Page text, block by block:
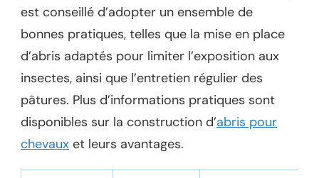
est conseillé d’adopter un ensemble de
bonnes pratiques, telles que la mise en place
d’abris adaptés pour limiter l’exposition aux
insectes, ainsi que l’entretien régulier des
pâtures. Plus d’informations pratiques sont
disponibles sur la construction d’abris pour
chevaux et leurs avantages.